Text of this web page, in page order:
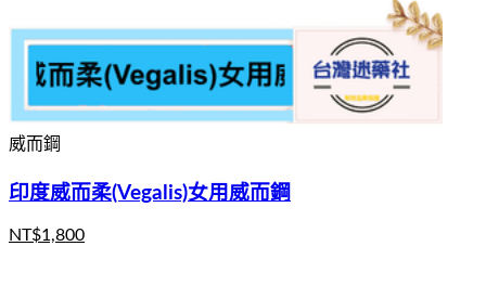
威而鋼
印度威而柔(Vegalis)女用威而鋼
NT$1,800